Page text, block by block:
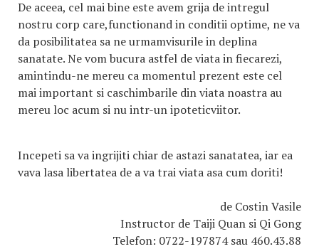
De aceea, cel mai bine este avem grija de intregul
nostru corp care,functionand in conditii optime, ne va
da posibilitatea sa ne urmamvisurile in deplina
sanatate. Ne vom bucura astfel de viata in fiecarezi,
amintindu-ne mereu ca momentul prezent este cel
mai important si caschimbarile din viata noastra au
mereu loc acum si nu intr-un ipoteticviitor.
Incepeti sa va ingrijiti chiar de astazi sanatatea, iar ea
vava lasa libertatea de a va trai viata asa cum doriti!
de Costin Vasile
Instructor de Taiji Quan si Qi Gong
Telefon: 0722-197874 sau 460.43.88